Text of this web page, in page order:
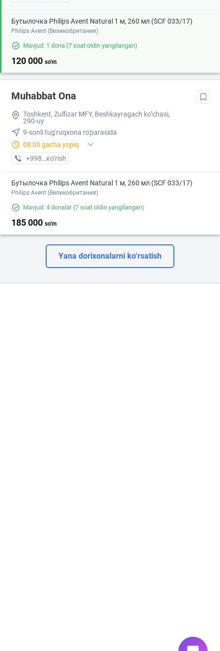
Бутылочка Philips Avent Natural 1 м, 260 мл (SCF 033/17)
Philips Avent (Великобритания)
Mavjud: 1 dona (7 soat oldin yangilangan)
120 000 so'm
Muhabbat Ona
Toshkent, Zulfizar MFY, Beshkayragach ko‘chasi,
290-uy
9-sonli tug'ruqxona ro'parasida
08:00 gacha yopiq
+998 (99) XXX-XX-XX
кo’rish
Бутылочка Philips Avent Natural 1 м, 260 мл (SCF 033/17)
Philips Avent (Великобритания)
Mavjud: 4 donalar(7 soat oldin yangilangan)
185 000 so'm
Yana dorixonalarni ko‘rsatish